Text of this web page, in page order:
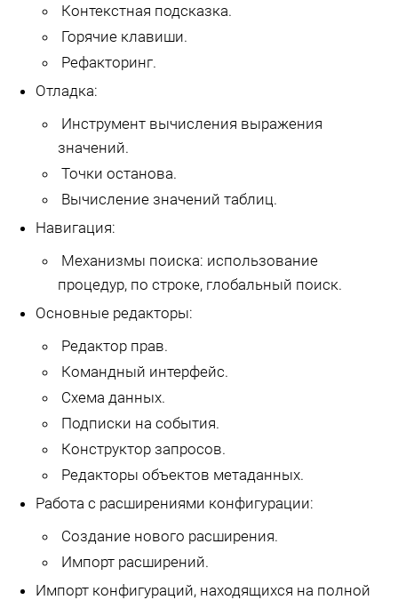
Контекстная подсказка.
Горячие клавиши.
Рефакторинг.
Отладка:
Инструмент вычисления выражения
значений.
Точки останова.
Вычисление значений таблиц.
Навигация:
Механизмы поиска: использование
процедур, по строке, глобальный поиск.
Основные редакторы:
Редактор прав.
Командный интерфейс.
Схема данных.
Подписки на события.
Конструктор запросов.
Редакторы объектов метаданных.
Работа с расширениями конфигурации:
Создание нового расширения.
Импорт расширений.
Импорт конфигураций, находящихся на полной